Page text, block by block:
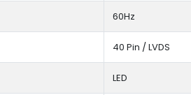
60Hz
40 Pin / LVDS
LED